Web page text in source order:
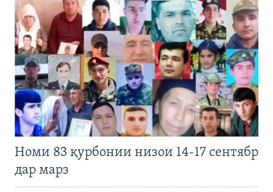
Номи 83 қурбонии низои 14-17 сентябр
дар марз